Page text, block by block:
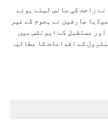
راحت کی سانس لیتے ہوئے
صارفین نے ہجوم کے غیر
مستقبل کے ایونٹس میں
کے اقدامات کا مطالبہ